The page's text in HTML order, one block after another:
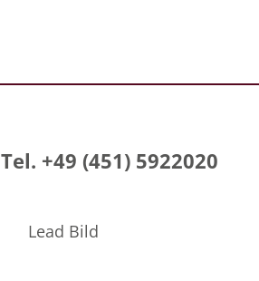
Tel. +49 (451) 5922020